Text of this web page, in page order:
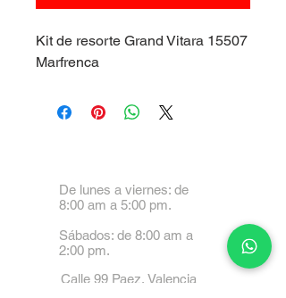
Kit de resorte Grand Vitara 15507
Marfrenca
De lunes a viernes: de
8:00 am a 5:00 pm.
Sábados: de 8:00 am a
2:00 pm.
Calle 99 Paez, Valencia